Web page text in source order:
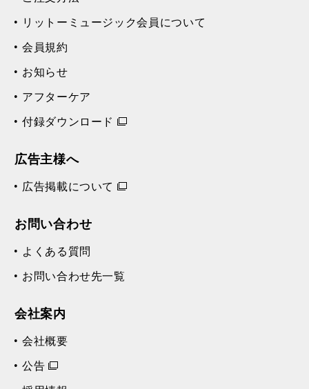
リットーミュージック会員について
会員規約
お知らせ
アフターケア
付録ダウンロード
広告主様へ
広告掲載について
お問い合わせ
よくある質問
お問い合わせ先一覧
会社案内
会社概要
公告